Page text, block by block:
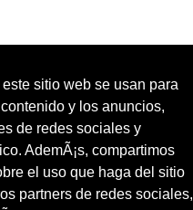
sitio web se usan para
y los anuncios,
de redes sociales y
AdemÃ¡s, compartimos
el uso que haga del sitio
partners de redes sociales,